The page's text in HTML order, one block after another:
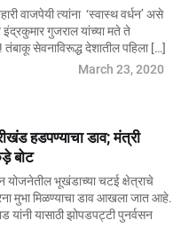
वाजपेयी त्यांना ‘स्वास्थ वर्धन’ असे
गुजराल यांच्या मते ते
तंबाकू सेवनाविरूद्ध देशातील पहिला […]
March 23, 2020
हडपण्याचा डाव; मंत्री
बोट
योजनेतील भूखंडाच्या चटई क्षेत्राचे
मुभा मिळण्याचा डाव आखला जात आहे.
यांनी यासाठी झोपडपट्टी पुनर्वसन